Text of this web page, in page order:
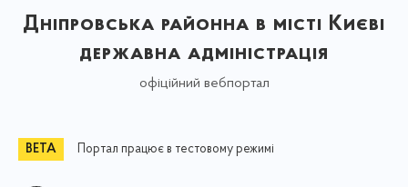
Дніпровська районна в місті Києві
державна адміністрація
офіційний вебпортал
Портал працює в тестовому режимі